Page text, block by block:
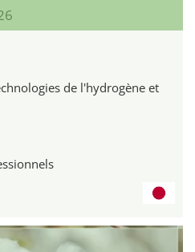
de l'hydrogène et